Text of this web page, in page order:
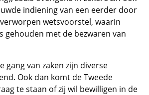
indiening van een eerder door
wetsvoorstel, waarin
gehouden met de bezwaren van
gang van zaken zijn diverse
Ook dan komt de Tweede
te staan of zij wil bewilligen in de